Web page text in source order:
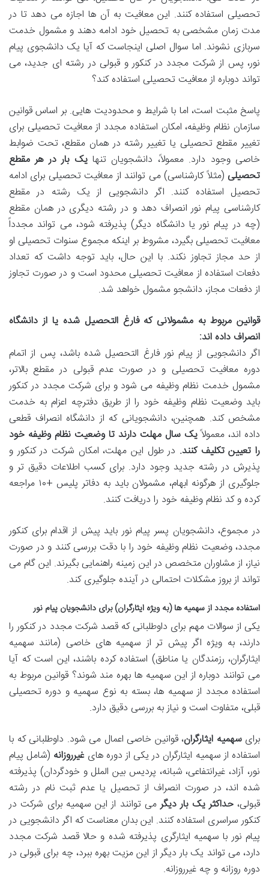
تحصیلی استفاده کنند. این معافیت به آن ها اجازه می دهد تا در
مدت زمان مشخصی به تحصیل خود ادامه دهند و مشمول خدمت
سربازی نشوند. اما سوال اصلی اینجاست که آیا یک دانشجوی پیام
نور، پس از شرکت مجدد در کنکور و قبولی در رشته ای جدید، می
تواند دوباره از معافیت تحصیلی استفاده کند؟
پاسخ مثبت است، اما با شرایط و محدودیت هایی. بر اساس قوانین
سازمان نظام وظیفه، امکان استفاده مجدد از معافیت تحصیلی برای
تغییر مقطع تحصیلی یا تغییر رشته در همان مقطع، تحت ضوابط
خاصی وجود دارد. معمولاً، دانشجویان تنهایک بار در هر مقطع
تحصیلی (مثلاً کارشناسی) می توانند از معافیت تحصیلی برای ادامه
تحصیل استفاده کنند. اگر دانشجویی از یک رشته در مقطع
کارشناسی پیام نور انصراف دهد و در رشته دیگری در همان مقطع
(چه در پیام نور یا دانشگاه دیگر) پذیرفته شود، می تواند مجدداً
معافیت تحصیلی بگیرد، مشروط بر اینکه مجموع سنوات تحصیلی او
از حد مجاز تجاوز نکند. با این حال، باید توجه داشت که تعداد
دفعات استفاده از معافیت تحصیلی محدود است و در صورت تجاوز
از دفعات مجاز، دانشجو مشمول خواهد شد.
قوانین مربوط به مشمولانی که فارغ التحصیل شده یا از دانشگاه
انصراف داده اند:
اگر دانشجویی از پیام نور فارغ التحصیل شده باشد، پس از اتمام
دوره معافیت تحصیلی و در صورت عدم قبولی در مقطع بالاتر،
مشمول خدمت نظام وظیفه می شود و برای شرکت مجدد در کنکور
باید وضعیت نظام وظیفه خود را از طریق دفترچه اعزام به خدمت
مشخص کند. همچنین، دانشجویانی که از دانشگاه انصراف قطعی
داده اند، معمولاًیک سال مهلت دارند تا وضعیت نظام وظیفه خود
را تعیین تکلیف کنند. در طول این مهلت، امکان شرکت در کنکور و
پذیرش در رشته جدید وجود دارد. برای کسب اطلاعات دقیق تر و
جلوگیری از هرگونه ابهام، مشمولان باید به دفاتر پلیس +۱۰ مراجعه
کرده و کد نظام وظیفه خود را دریافت کنند.
در مجموع، دانشجویان پسر پیام نور باید پیش از اقدام برای کنکور
مجدد، وضعیت نظام وظیفه خود را با دقت بررسی کنند و در صورت
نیاز، از مشاوران متخصص در این زمینه راهنمایی بگیرند. این گام می
تواند از بروز مشکلات احتمالی در آینده جلوگیری کند.
استفاده مجدد از سهمیه ها (به ویژه ایثارگران) برای دانشجویان پیام نور
یکی از سوالات مهم برای داوطلبانی که قصد شرکت مجدد در کنکور را
دارند، به ویژه اگر پیش تر از سهمیه های خاصی (مانند سهمیه
ایثارگران، رزمندگان یا مناطق) استفاده کرده باشند، این است که آیا
می توانند دوباره از این سهمیه ها بهره مند شوند؟ قوانین مربوط به
استفاده مجدد از سهمیه ها، بسته به نوع سهمیه و دوره تحصیلی
قبلی، متفاوت است و نیاز به بررسی دقیق دارد.
برایسهمیه ایثارگران، قوانین خاصی اعمال می شود. داوطلبانی که با
استفاده از سهمیه ایثارگران در یکی از دوره هایغیرروزانه (شامل پیام
نور، آزاد، غیرانتفاعی، شبانه، پردیس بین الملل و خودگردان) پذیرفته
شده اند، در صورت انصراف از تحصیل یا عدم ثبت نام در رشته
قبولی،حداکثر یک بار دیگرمی توانند از این سهمیه برای شرکت در
کنکور سراسری استفاده کنند. این بدان معناست که اگر دانشجویی در
پیام نور با سهمیه ایثارگری پذیرفته شده و حالا قصد شرکت مجدد
دارد، می تواند یک بار دیگر از این مزیت بهره ببرد، چه برای قبولی در
دوره روزانه و چه غیرروزانه.